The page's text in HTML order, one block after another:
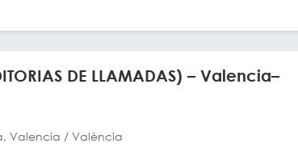
DE LLAMADAS) – Valencia–
Valencia / València